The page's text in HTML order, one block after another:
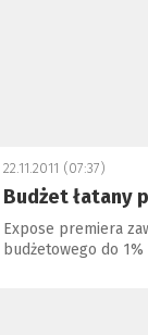
22.11.2011 (07:37)
Budżet łatany
Expose premiera
budżetowego do